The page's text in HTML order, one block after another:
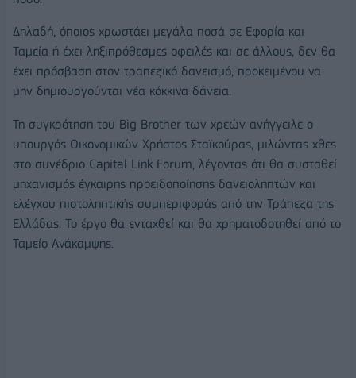
Δηλαδή, όποιος χρωστάει μεγάλα ποσά σε Εφορία και
Ταμεία ή έχει ληξιπρόθεσμες οφειλές και σε άλλους, δεν θα
έχει πρόσβαση στον τραπεζικό δανεισμό, προκειμένου να
μην δημιουργούνται νέα κόκκινα δάνεια.
Τη συγκρότηση του Big Brother των χρεών ανήγγειλε ο
υπουργός Οικονομικών Χρήστος Σταϊκούρας, μιλώντας χθες
στο συνέδριο Capital Link Forum, λέγοντας ότι θα συσταθεί
μηχανισμός έγκαιρης προειδοποίησης δανειοληπτών και
ελέγχου πιστοληπτικής συμπεριφοράς από την Τράπεζα της
Ελλάδας. Το έργο θα ενταχθεί και θα χρηματοδοτηθεί από το
Ταμείο Ανάκαμψης.